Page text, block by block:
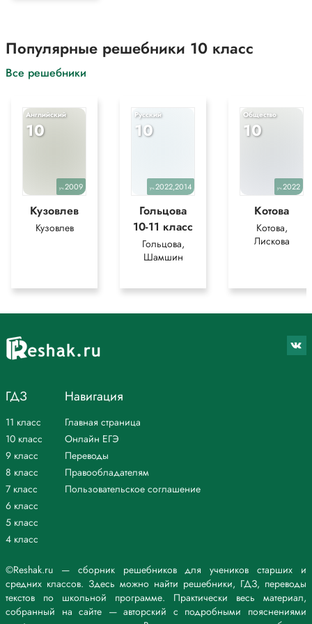
Популярные решебники 10 класс
Все решебники
Английский
10
уч.2009
Кузовлев
Кузовлев
Русский
10
уч.2022,2014
Гольцова
10-11 класс
Гольцова,
Шамшин
Общество
10
уч.2022
Котова
Котова,
Лискова
©Reshak.ru — сборник решебников для учеников старших и
средних классов. Здесь можно найти решебники, ГДЗ, переводы
текстов по школьной программе. Практически весь материал,
собранный на сайте — авторский с подробными пояснениями
ГДЗ
11 класс
10 класс
9 класс
8 класс
7 класс
6 класс
5 класс
4 класс
Навигация
Главная страница
Онлайн ЕГЭ
Переводы
Правообладателям
Пользовательское соглашение